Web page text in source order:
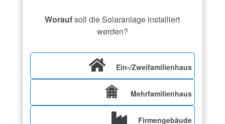
Woraufsoll die Solaranlage installiert
werden?
Ein-/Zweifamilienhaus
Mehrfamilienhaus
Firmengebäude